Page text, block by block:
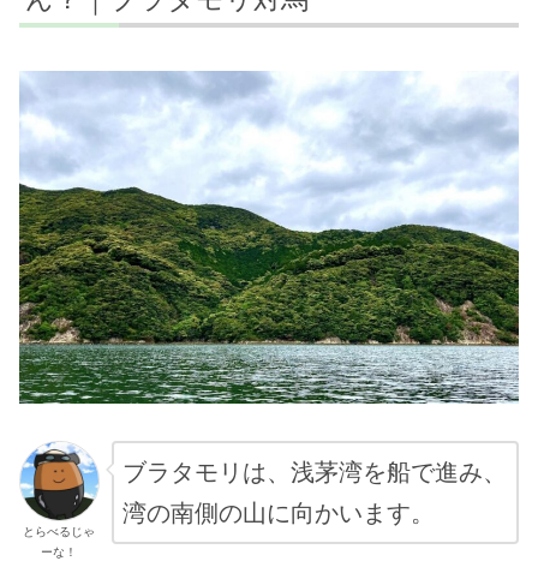
とらべるじゃ
ーな！
ブラタモリは、浅茅湾を船で進み、
湾の南側の山に向かいます。